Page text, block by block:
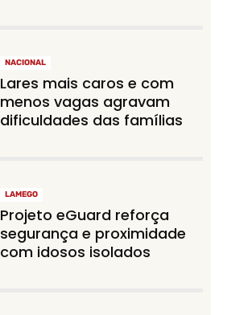
NACIONAL
Lares mais caros e com
menos vagas agravam
dificuldades das famílias
LAMEGO
Projeto eGuard reforça
segurança e proximidade
com idosos isolados